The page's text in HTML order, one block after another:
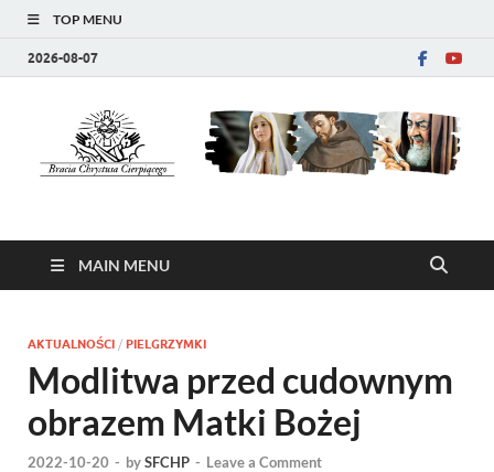
TOP MENU
2026-08-07
Bracia Chrystusa
Cierpiącego (SFCHP)
MAIN MENU
AKTUALNOŚCI / PIELGRZYMKI
Modlitwa przed cudownym
obrazem Matki Bożej
2022-10-20 - bySFCHP - Leave a Comment